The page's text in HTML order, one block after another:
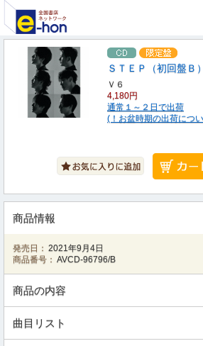
ＳＴＥＰ（初回盤Ｂ）
Ｖ６
4,180円
通常１～２日で出荷
(！お盆時期の出荷につ
商品情報
発売日： 2021年9月4日
商品番号： AVCD-96796/B
商品の内容
曲目リスト